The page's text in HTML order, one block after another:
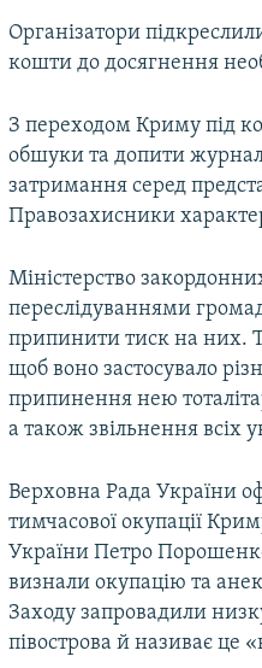
Організатори
кошти до досягнення
З переходом Криму під
обшуки та допити
затримання серед
Правозахисники
Міністерство
переслідуваннями
припинити тиск на них.
щоб воно застосувало
припинення нею
а також звільнення всіх
Верховна Рада України
тимчасової окупації
України Петро
визнали окупацію та
Заходу запровадили
півострова й називає це